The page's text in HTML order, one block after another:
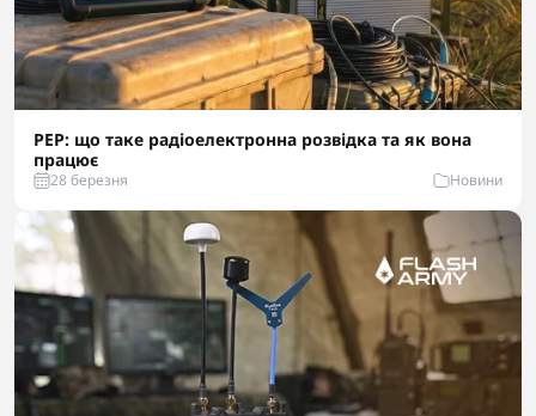
РЕР: що таке радіоелектронна розвідка та як вона
працює
28 березня Новини